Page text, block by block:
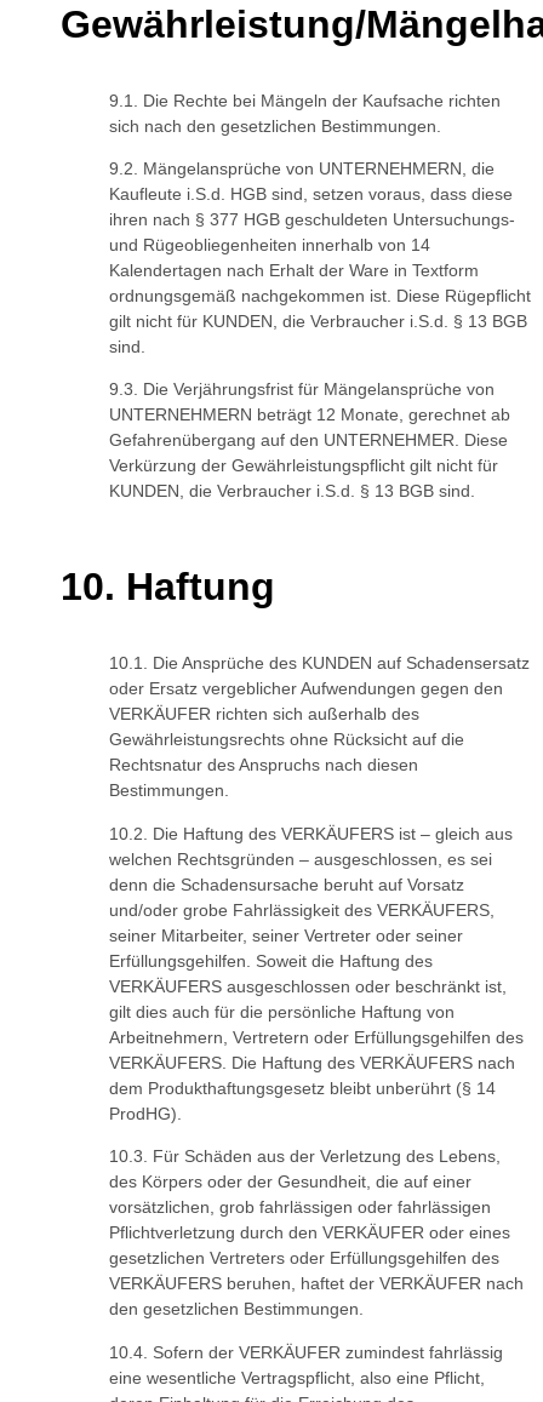
Gewährleistung/
Die Rechte bei Mängeln der Kaufsache richten
sich nach den gesetzlichen Bestimmungen.
Mängelansprüche von UNTERNEHMERN, die
Kaufleute i.S.d. HGB sind, setzen voraus, dass diese
ihren nach § 377 HGB geschuldeten Untersuchungs-
und Rügeobliegenheiten innerhalb von 14
Kalendertagen nach Erhalt der Ware in Textform
ordnungsgemäß nachgekommen ist. Diese Rügepflicht
gilt nicht für KUNDEN, die Verbraucher i.S.d. § 13 BGB
sind.
Die Verjährungsfrist für Mängelansprüche von
UNTERNEHMERN beträgt 12 Monate, gerechnet ab
Gefahrenübergang auf den UNTERNEHMER. Diese
Verkürzung der Gewährleistungspflicht gilt nicht für
KUNDEN, die Verbraucher i.S.d. § 13 BGB sind.
Haftung
Die Ansprüche des KUNDEN auf Schadensersatz
oder Ersatz vergeblicher Aufwendungen gegen den
VERKÄUFER richten sich außerhalb des
Gewährleistungsrechts ohne Rücksicht auf die
Rechtsnatur des Anspruchs nach diesen
Bestimmungen.
Die Haftung des VERKÄUFERS ist – gleich aus
welchen Rechtsgründen – ausgeschlossen, es sei
denn die Schadensursache beruht auf Vorsatz
und/oder grobe Fahrlässigkeit des VERKÄUFERS,
seiner Mitarbeiter, seiner Vertreter oder seiner
Erfüllungsgehilfen. Soweit die Haftung des
VERKÄUFERS ausgeschlossen oder beschränkt ist,
gilt dies auch für die persönliche Haftung von
Arbeitnehmern, Vertretern oder Erfüllungsgehilfen des
VERKÄUFERS. Die Haftung des VERKÄUFERS nach
dem Produkthaftungsgesetz bleibt unberührt (§ 14
ProdHG).
Für Schäden aus der Verletzung des Lebens,
des Körpers oder der Gesundheit, die auf einer
vorsätzlichen, grob fahrlässigen oder fahrlässigen
Pflichtverletzung durch den VERKÄUFER oder eines
gesetzlichen Vertreters oder Erfüllungsgehilfen des
VERKÄUFERS beruhen, haftet der VERKÄUFER nach
den gesetzlichen Bestimmungen.
Sofern der VERKÄUFER zumindest fahrlässig
eine wesentliche Vertragspflicht, also eine Pflicht,